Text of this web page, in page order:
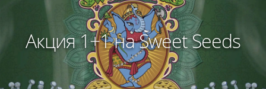
Акция 1+1 на Sweet Seeds